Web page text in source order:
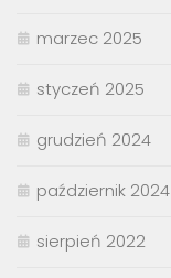
marzec 2025
styczeń 2025
grudzień 2024
październik 2024
sierpień 2022